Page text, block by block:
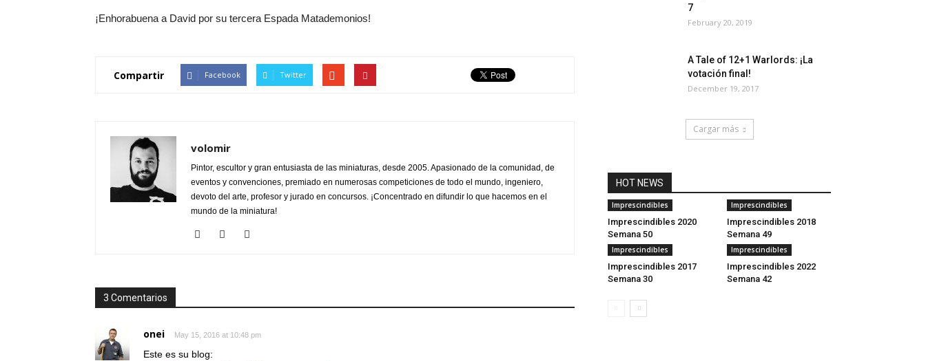
¡Enhorabuena a David por su tercera Espada Matademonios!
Compartir Facebook Twitter
volomir
Pintor, escultor y gran entusiasta de las miniaturas, desde 2005. Apasionado de la comunidad, de
eventos y convenciones, premiado en numerosas competiciones de todo el mundo, ingeniero,
devoto del arte, profesor y jurado en concursos. ¡Concentrado en difundir lo que hacemos en el
mundo de la miniatura!
3 Comentarios
onei May 15, 2016 at 10:48 pm
Este es su blog:
7
February 20, 2019
A Tale of 12+1 Warlords: ¡La
votación final!
December 19, 2017
Cargar más
HOT NEWS
Imprescindibles
Imprescindibles 2020
Semana 50
Imprescindibles
Imprescindibles 2018
Semana 49
Imprescindibles
Imprescindibles 2017
Semana 30
Imprescindibles
Imprescindibles 2022
Semana 42